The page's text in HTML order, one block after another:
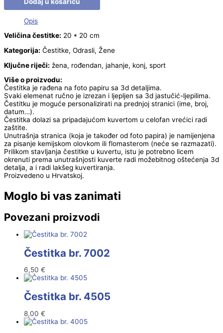
Opis
Veličina čestitke: 20 * 20 cm
Kategorija: Čestitke, Odrasli, Žene
Ključne riječi: žena, rođendan, jahanje, konj, sport
Više o proizvodu:
Čestitka je rađena na foto papiru sa 3d detaljima.
Svaki elemenat ručno je izrezan i ljepljen sa 3d jastučić-ljepilima.
Čestitku je moguće personalizirati na prednjoj stranici (ime, broj,
datum…).
Čestitka dolazi sa pripadajućom kuvertom u celofan vrećici radi
zaštite.
Unutrašnja stranica (koja je također od foto papira) je namijenjena
za pisanje kemijskom olovkom ili flomasterom (neće se razmazati).
Prilikom stavljanja čestitke u kuvertu, istu je potrebno licem
okrenuti prema unutrašnjosti kuverte radi možebitnog oštećenja 3d
detalja, a i radi lakšeg kuvertiranja.
Proizvedeno u Hrvatskoj.
Moglo bi vas zanimati
Povezani proizvodi
Čestitka br. 7002
6,50 €
Čestitka br. 4505
8,00 €